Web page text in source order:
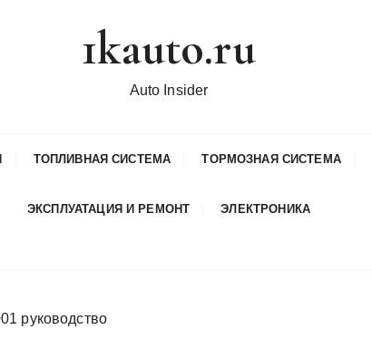
1kauto.ru
Auto Insider
ТОПЛИВНАЯ СИСТЕМА ТОРМОЗНАЯ СИСТЕМА
ЭКСПЛУАТАЦИЯ И РЕМОНТ ЭЛЕКТРОНИКА
руководство